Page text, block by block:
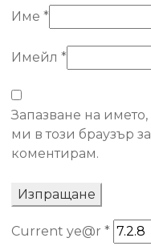
Име *
Имейл *
Запазване на
ми в този браузър
коментирам.
Current ye@r *